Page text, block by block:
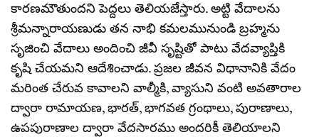
కారణమౌతుందని పెద్దలు తెలియజేస్తారు. అట్టి వేదాలను
శ్రీమన్నారాయణుడు తన నాభి కమలమునుండి బ్రహ్మను
సృజించి వేదాలు అందించి జీవీ సృష్టితో పాటు వేదవ్యాప్తికి
కృషి చేయమని ఆదేశించాడు. ప్రజల జీవన విధానానికి వేదం
మరింత చేరువ కావాలని వాల్మీకి, వ్యాసుని వంటి అవతారాల
ద్వారా రామాయణ, భారత్, భాగవత గ్రంథాలు, పురాణాలు,
ఉపపురాణాల ద్వారా వేదసారము అందరికీ తెలియాలని